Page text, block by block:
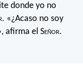
donde yo no
. «¿Acaso no soy
afirma el Señor.